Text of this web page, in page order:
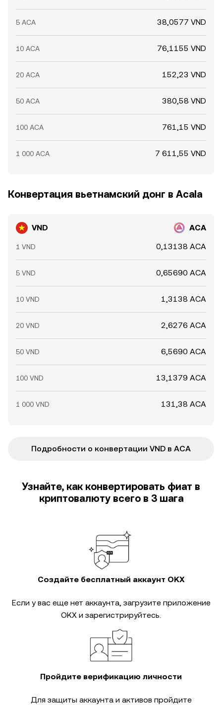
5 ACA 38,0577 VND
10 ACA 76,1155 VND
20 ACA 152,23 VND
50 ACA 380,58 VND
100 ACA 761,15 VND
1 000 ACA 7 611,55 VND
Конвертация вьетнамский донг в Acala
VND ACA
1 VND 0,13138 ACA
5 VND 0,65690 ACA
10 VND 1,3138 ACA
20 VND 2,6276 ACA
50 VND 6,5690 ACA
100 VND 13,1379 ACA
1 000 VND 131,38 ACA
Подробности о конвертации VND в ACA
Узнайте, как конвертировать фиат в
криптовалюту всего в 3 шага
Создайте бесплатный аккаунт OKX
Если у вас еще нет аккаунта, загрузите приложение
OKX и зарегистрируйтесь.
Пройдите верификацию личности
Для защиты аккаунта и активов пройдите